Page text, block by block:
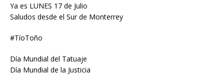
Ya es LUNES 17 de Julio
Saludos desde el Sur de Monterrey
#TíoToño
Día Mundial del Tatuaje
Día Mundial de la Justicia